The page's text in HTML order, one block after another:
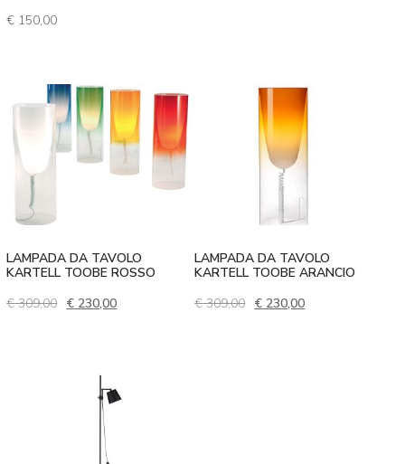
€ 150,00
LAMPADA DA TAVOLO
KARTELL TOOBE ROSSO
€309,00 Il prezzo originale era: € 309,00.
€ 230,00Il prezzo attuale è: € 230,00.
LAMPADA DA TAVOLO
KARTELL TOOBE ARANCIO
€309,00 Il prezzo originale era: €
€ 230,00Il prezzo attuale